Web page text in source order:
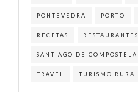
PONTEVEDRA PORTO
RECETAS RESTAURANTES
SANTIAGO DE COMPOSTELA
TRAVEL TURISMO RURAL